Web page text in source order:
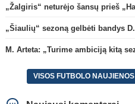
VISOS FUTBOLO NAUJIENOS